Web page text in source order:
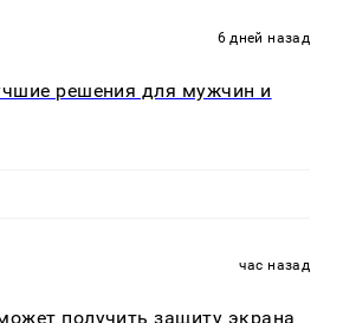
6 дней назад
решения для мужчин и
час назад
получить защиту экрана